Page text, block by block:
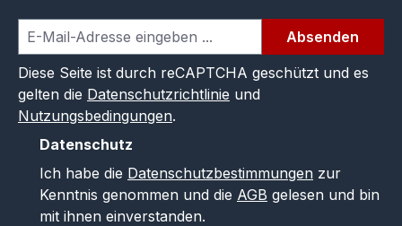
Absenden
Diese Seite ist durch reCAPTCHA geschützt und es
gelten die Datenschutzrichtlinie und
Nutzungsbedingungen.
Datenschutz
Ich habe die Datenschutzbestimmungen zur
Kenntnis genommen und die AGB gelesen und bin
mit ihnen einverstanden.